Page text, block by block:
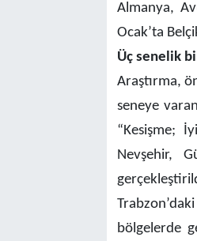
Almanya,
Ocak’ta
Üç senelik
Araştırma,
seneye
“Kesişme;
Nevşehir,
bölgelerde